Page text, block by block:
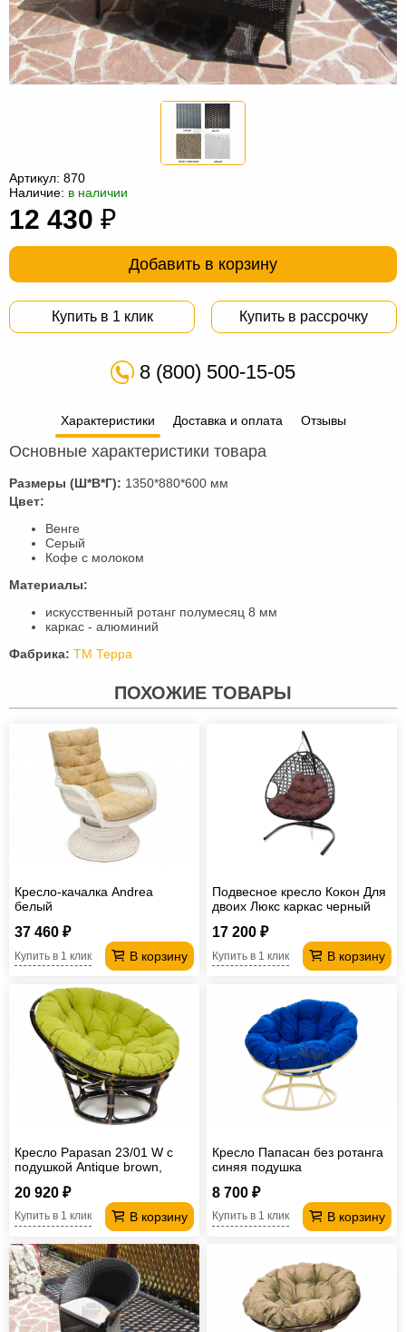
мебель
Столы
под
Мебель
мешки
Мебель
из
Садовая
Артикул: 870
Наличие: в наличии
12 430 ₽
Добавить в корзину
Купить в 1 клик Купить в рассрочку
8 (800) 500-15-05
Характеристики Доставка и оплата Отзывы
Основные характеристики товара
Размеры (Ш*В*Г): 1350*880*600 мм
Цвет:
Венге
Серый
Кофе с молоком
Материалы:
искусственный ротанг полумесяц 8 мм
каркас - алюминий
Фабрика: ТМ Терра
ПОХОЖИЕ ТОВАРЫ
Кресло-качалка Andrea
белый
37 460 ₽
В корзину
Купить в 1 клик
Подвесное кресло Кокон Для
двоих Люкс каркас черный
17 200 ₽
В корзину
Купить в 1 клик
Кресло Papasan 23/01 W с
подушкой Antique brown,
20 920 ₽
В корзину
Купить в 1 клик
Кресло Папасан без ротанга
синяя подушка
8 700 ₽
В корзину
Купить в 1 клик